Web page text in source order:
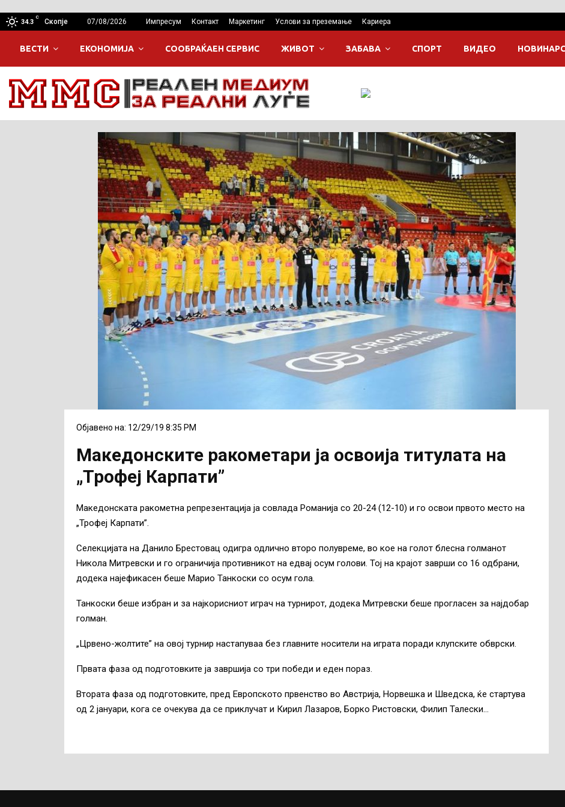
34.3
C
Скопје 07/08/2026 Импресум Контакт Маркетинг Услови за преземање Кариера
ВЕСТИ ЕКОНОМИЈА СООБРАЌАЕН СЕРВИС ЖИВОТ ЗАБАВА СПОРТ ВИДЕО
Објавено на: 12/29/19 8:35 PM
Македонските ракометари ја освоија титулата на
„Трофеј Карпати”
Македонската ракометна репрезентација ја совлада Романија со 20-24 (12-10) и го освои првото место на
„Трофеј Карпати”.
Селекцијата на Данило Брестовац одигра одлично второ полувреме, во кое на голот блесна голманот
Никола Митревски и го ограничија противникот на едвај осум голови. Тој на крајот заврши со 16 одбрани,
додека најефикасен беше Марио Танкоски со осум гола.
Танкоски беше избран и за најкорисниот играч на турнирот, додека Митревски беше прогласен за најдобар
голман.
„Црвено-жолтите” на овој турнир настапуваа без главните носители на играта поради клупските обврски.
Првата фаза од подготовките ја завршија со три победи и еден пораз.
Втората фаза од подготовките, пред Европското првенство во Австрија, Норвешка и Шведска, ќе стартува
од 2 јануари, кога се очекува да се приклучат и Кирил Лазаров, Борко Ристовски, Филип Талески…